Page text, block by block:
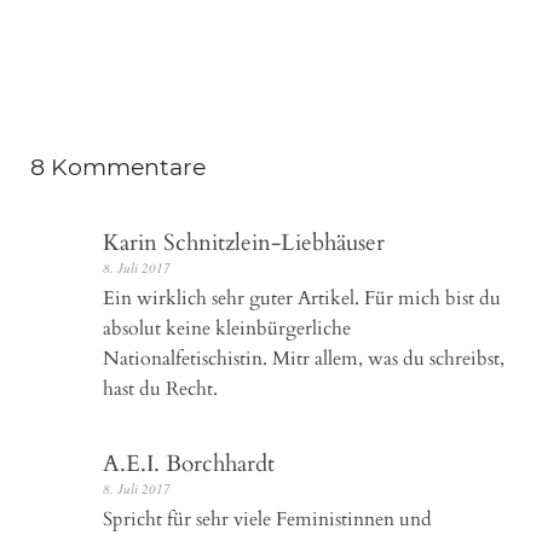
8 Kommentare
Karin Schnitzlein-Liebhäuser
8. Juli 2017
Ein wirklich sehr guter Artikel. Für mich bist du
absolut keine kleinbürgerliche
Nationalfetischistin. Mitr allem, was du schreibst,
hast du Recht.
A.E.I. Borchhardt
8. Juli 2017
Spricht für sehr viele Feministinnen und